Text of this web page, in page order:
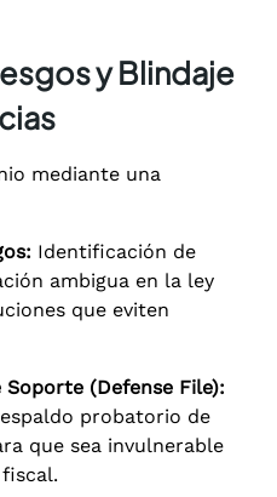
y Blindaje
mediante una
Identificación de
ambigua en la ley
que eviten
(Defense File):
probatorio de
que sea invulnerable